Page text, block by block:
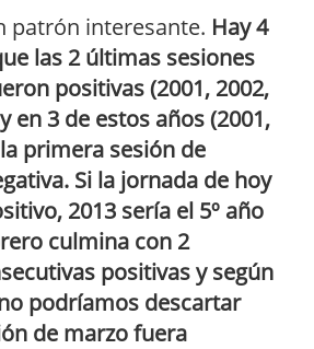
patrón interesante. Hay 4
las 2 últimas sesiones
positivas (2001, 2002,
en 3 de estos años (2001,
primera sesión de
Si la jornada de hoy
2013 sería el 5º año
culmina con 2
positivas y según
podríamos descartar
de marzo fuera